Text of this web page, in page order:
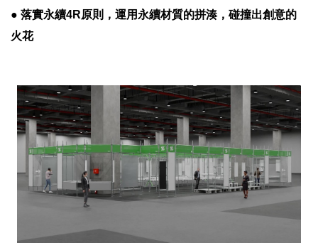
● 落實永續4R原則，運用永續材質的拼湊，碰撞出創意的
火花